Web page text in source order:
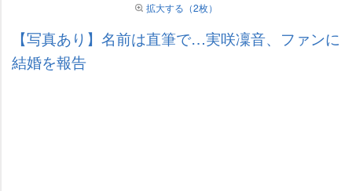
拡大する（2枚）
【写真あり】名前は直筆で…実咲凜音、ファンに
結婚を報告